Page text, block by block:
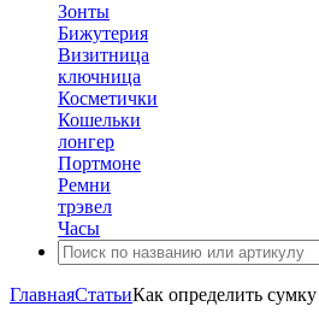
Зонты
Бижутерия
Визитница
ключница
Косметички
Кошельки
лонгер
Портмоне
Ремни
трэвел
Часы
ГлавнаяСтатьиКак определить